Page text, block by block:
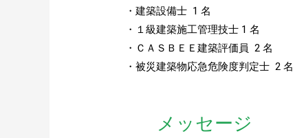
・建築設備士 1 名
・１級建築施工管理技士 1 名
・ＣＡＳＢＥＥ建築評価員 2 名
・被災建築物応急危険度判定士 2 名
メッセージ